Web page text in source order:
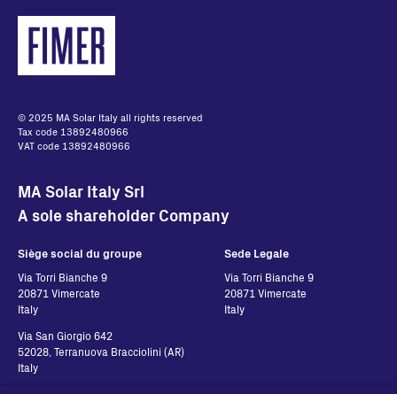
© 2025 MA Solar Italy all rights reserved
Tax code 13892480966
VAT code 13892480966
MA Solar Italy Srl
A sole shareholder Company
Siège social du groupe
Via Torri Bianche 9
20871 Vimercate
Italy
Via San Giorgio 642
52028, Terranuova Bracciolini (AR)
Italy
Sede Legale
Via Torri Bianche 9
20871 Vimercate
Italy